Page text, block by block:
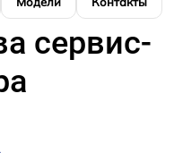
сервис-